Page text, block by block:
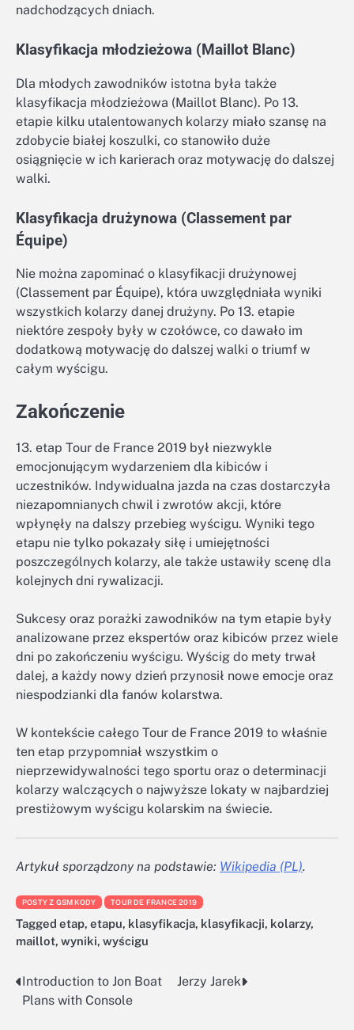
nadchodzących dniach.
Klasyfikacja młodzieżowa (Maillot Blanc)
Dla młodych zawodników istotna była także
klasyfikacja młodzieżowa (Maillot Blanc). Po 13.
etapie kilku utalentowanych kolarzy miało szansę na
zdobycie białej koszulki, co stanowiło duże
osiągnięcie w ich karierach oraz motywację do dalszej
walki.
Klasyfikacja drużynowa (Classement par
Équipe)
Nie można zapominać o klasyfikacji drużynowej
(Classement par Équipe), która uwzględniała wyniki
wszystkich kolarzy danej drużyny. Po 13. etapie
niektóre zespoły były w czołówce, co dawało im
dodatkową motywację do dalszej walki o triumf w
całym wyścigu.
Zakończenie
13. etap Tour de France 2019 był niezwykle
emocjonującym wydarzeniem dla kibiców i
uczestników. Indywidualna jazda na czas dostarczyła
niezapomnianych chwil i zwrotów akcji, które
wpłynęły na dalszy przebieg wyścigu. Wyniki tego
etapu nie tylko pokazały siłę i umiejętności
poszczególnych kolarzy, ale także ustawiły scenę dla
kolejnych dni rywalizacji.
Sukcesy oraz porażki zawodników na tym etapie były
analizowane przez ekspertów oraz kibiców przez wiele
dni po zakończeniu wyścigu. Wyścig do mety trwał
dalej, a każdy nowy dzień przynosił nowe emocje oraz
niespodzianki dla fanów kolarstwa.
W kontekście całego Tour de France 2019 to właśnie
ten etap przypomniał wszystkim o
nieprzewidywalności tego sportu oraz o determinacji
kolarzy walczących o najwyższe lokaty w najbardziej
prestiżowym wyścigu kolarskim na świecie.
Artykuł sporządzony na podstawie: Wikipedia (PL).
POSTY Z GSM KODY TOUR DE FRANCE 2019
Tagged etap, etapu, klasyfikacja, klasyfikacji, kolarzy,
maillot, wyniki, wyścigu
Nawigacja
Introduction to Jon Boat
Plans with Console
Jerzy Jarek